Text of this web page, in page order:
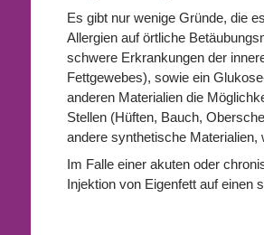
Es gibt nur wenige Gründe, die
Allergien auf örtliche
schwere Erkrankungen der
Fettgewebes), sowie ein
anderen Materialien die
Stellen (Hüften, Bauch,
andere synthetische Materialien,
Im Falle einer akuten oder
Injektion von Eigenfett auf einen